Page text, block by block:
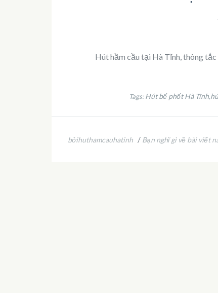
Hút hầm cầu tại Hà Tĩnh, thông tắc
Tags:Hút bể phốt Hà Tĩnh,
bởihuthamcauhatinh / Bạn nghĩ gì về bài viết